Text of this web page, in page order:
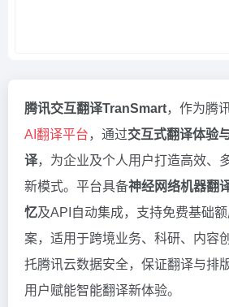
腾讯交互翻译TranSmart，作为腾
AI翻译平台，通过交互式翻译体验
译，为企业及个人用户打造高效、
新模式。平台具备神经网络机器翻
忆及API自动集成，支持免费基础
案，适用于跨境业务、科研、内容
托腾讯云数据安全，保证翻译与排
用户赋能智能翻译新体验。